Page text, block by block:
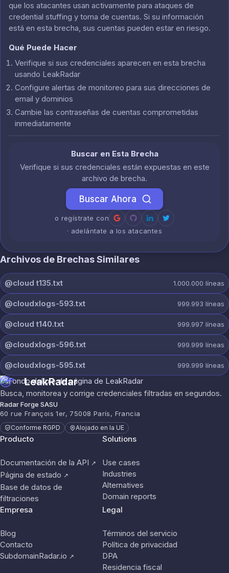
que los atacantes usan activamente para ataques de
credential stuffing y toma de cuentas. Si su información
está en esta brecha, sus cuentas pueden estar en riesgo.
Qué Puede Hacer
Verifique si sus credenciales aparecen en esta brecha
usando LeakRadar
Configure alertas de monitoreo para sus direcciones de
email y dominios
Cambie las contraseñas de cuentas comprometidas
inmediatamente
Buscar en Esta Brecha
Verifique si sus credenciales están expuestas en este
archivo de brecha.
Buscar Ahora
o regístrate con
· adelántate a los atacantes
Archivos de Brechas Similares
@cloud t135.txt 1.000.000 líneas
@cloudxlogs-593.txt 999.993 líneas
@cloud t140.txt 999.997 líneas
@cloudxlogs-596.txt 999.999 líneas
@cloudxlogs-595.txt 999.999 líneas
LeakRadar
Busca, monitorea y corrige credenciales filtradas en segundos.
Radar Forge SASU
60 rue François 1er, 75008 París, Francia
Conforme RGPD Alojado en la UE
Producto
Documentación de la API ↗
Página de estado ↗
Base de datos de
filtraciones
Solutions
Use cases
Industries
Alternatives
Domain reports
Empresa
Blog
Contacto
SubdomainRadar.io ↗
Legal
Términos del servicio
Política de privacidad
DPA
Residencia fiscal